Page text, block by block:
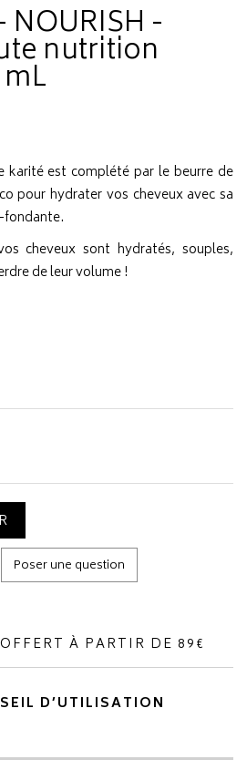
NOURISH -
nutrition
karité est complété par le beurre de
pour hydrater vos cheveux avec sa
fondante.
cheveux sont hydratés, souples,
de leur volume !
Poser une question
OFFERT À PARTIR DE 89€
D’UTILISATION